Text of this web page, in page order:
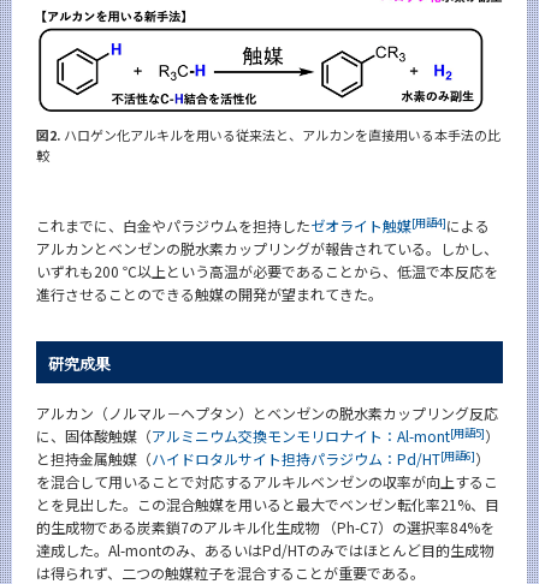
図2. ハロゲン化アルキルを用いる従来法と、アルカンを直接用いる本手法の比
較
これまでに、白金やパラジウムを担持したゼオライト触媒[用語4]による
アルカンとベンゼンの脱水素カップリングが報告されている。しかし、
いずれも200 ℃以上という高温が必要であることから、低温で本反応を
進行させることのできる触媒の開発が望まれてきた。
研究成果
アルカン（ノルマル－ヘプタン）とベンゼンの脱水素カップリング反応
に、固体酸触媒（アルミニウム交換モンモリロナイト：Al-mont[用語5]）
と担持金属触媒（ハイドロタルサイト担持パラジウム：Pd/HT[用語6]）
を混合して用いることで対応するアルキルベンゼンの収率が向上するこ
とを見出した。この混合触媒を用いると最大でベンゼン転化率21%、目
的生成物である炭素鎖7のアルキル化生成物 （Ph-C7）の選択率84%を
達成した。Al-montのみ、あるいはPd/HTのみではほとんど目的生成物
は得られず、二つの触媒粒子を混合することが重要である。